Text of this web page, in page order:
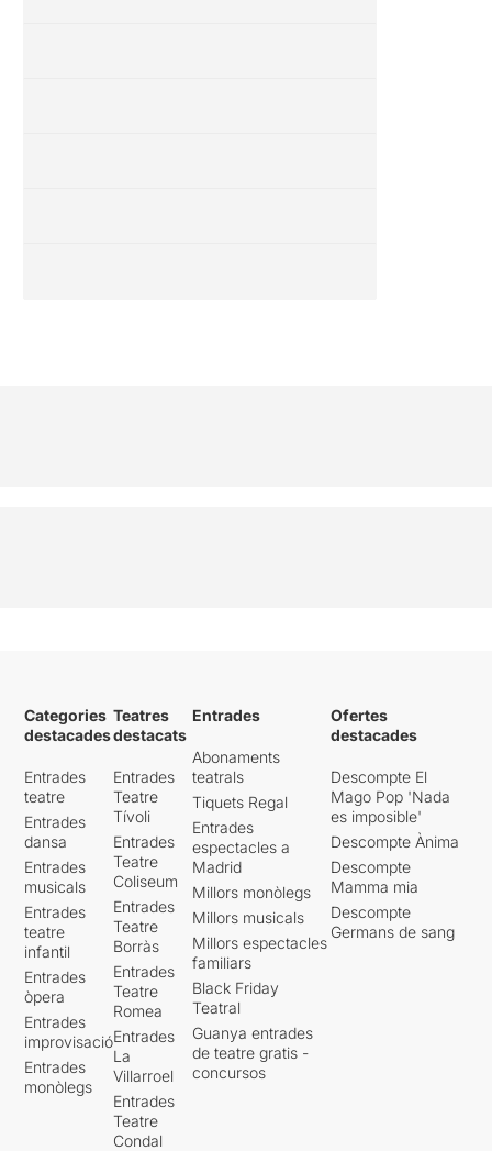
Categories
destacades
Entrades
teatre
Entrades
dansa
Entrades
musicals
Entrades
teatre
infantil
Entrades
òpera
Entrades
improvisació
Entrades
monòlegs
Teatres
destacats
Entrades
Teatre
Tívoli
Entrades
Teatre
Coliseum
Entrades
Teatre
Borràs
Entrades
Teatre
Romea
Entrades
La
Villarroel
Entrades
Teatre
Condal
Entrades
Abonaments
teatrals
Tiquets Regal
Entrades
espectacles a
Madrid
Millors monòlegs
Millors musicals
Millors espectacles
familiars
Black Friday
Teatral
Guanya entrades
de teatre gratis -
concursos
Ofertes
destacades
Descompte El
Mago Pop 'Nada
es imposible'
Descompte Ànima
Descompte
Mamma mia
Descompte
Germans de sang